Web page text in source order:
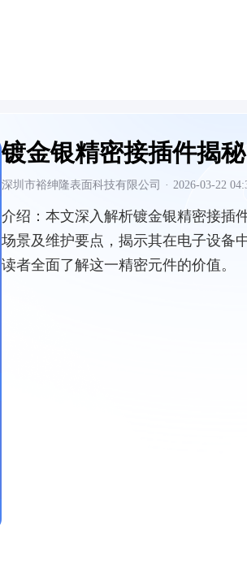
镀金银精密接插件揭秘
深圳市裕绅隆表面科技有限公司 · 2026-03-22
介绍： 本文深入解析镀金银精密接插
场景及维护要点，揭示其在电子设备
读者全面了解这一精密元件的价值。